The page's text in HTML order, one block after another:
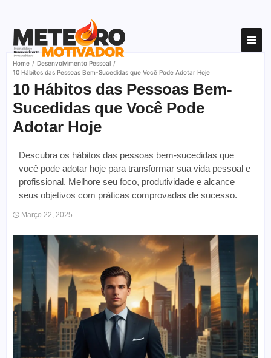
Home / Desenvolvimento Pessoal /
10 Hábitos das Pessoas Bem-Sucedidas que Você Pode Adotar Hoje
10 Hábitos das Pessoas Bem-
Sucedidas que Você Pode
Adotar Hoje
Descubra os hábitos das pessoas bem-sucedidas que
você pode adotar hoje para transformar sua vida pessoal e
profissional. Melhore seu foco, produtividade e alcance
seus objetivos com práticas comprovadas de sucesso.
Março 22, 2025